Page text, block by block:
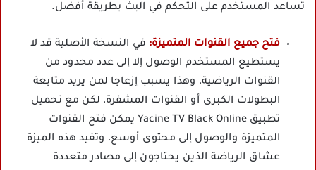
تساعد المستخدم على التحكم في البث بطريقة أفضل.
فتح جميع القنوات المتميزة: في النسخة الأصلية قد لا
يستطيع المستخدم الوصول إلا إلى عدد محدود من
القنوات الرياضية، وهذا يسبب إزعاجا لمن يريد متابعة
البطولات الكبرى أو القنوات المشفرة، لكن مع تحميل
تطبيق Yacine TV Black Online يمكن فتح القنوات
المتميزة والوصول إلى محتوى أوسع، وتفيد هذه الميزة
عشاق الرياضة الذين يحتاجون إلى مصادر متعددة